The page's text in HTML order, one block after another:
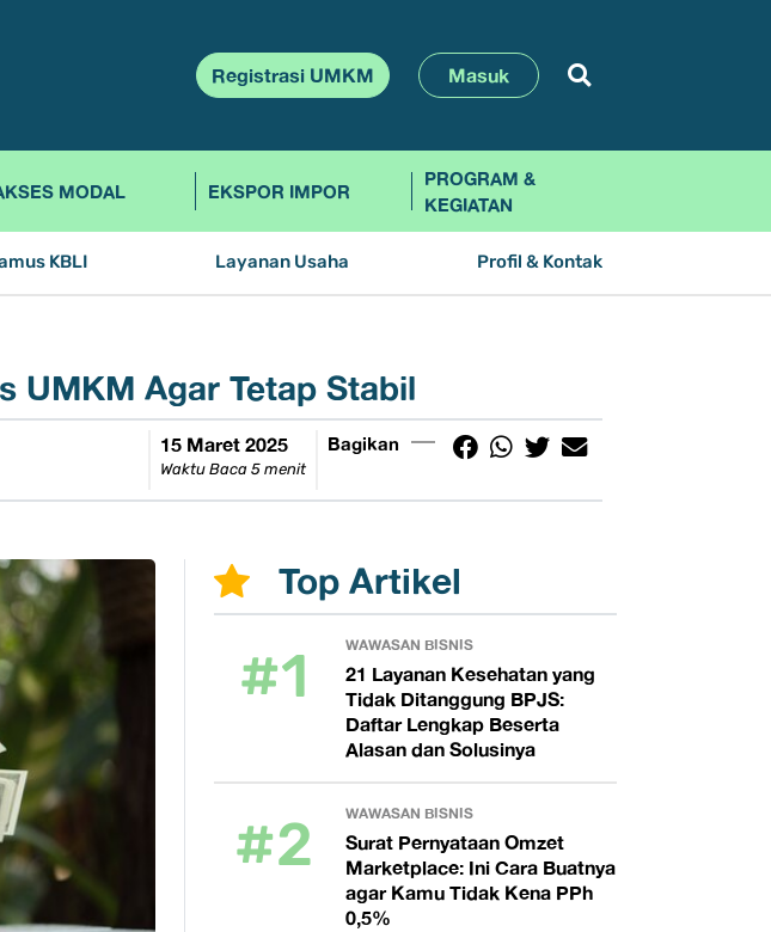
Registrasi UMKM Masuk
MODAL EKSPOR IMPOR
PROGRAM &
KEGIATAN
KBLI Layanan Usaha Profil & Kontak
UMKM Agar Tetap Stabil
15 Maret 2025
Waktu Baca 5 menit
Bagikan
Top Artikel
#1 WAWASAN BISNIS
21 Layanan Kesehatan yang
Tidak Ditanggung BPJS:
Daftar Lengkap Beserta
Alasan dan Solusinya
#2 WAWASAN BISNIS
Surat Pernyataan Omzet
Marketplace: Ini Cara Buatnya
agar Kamu Tidak Kena PPh
0,5%